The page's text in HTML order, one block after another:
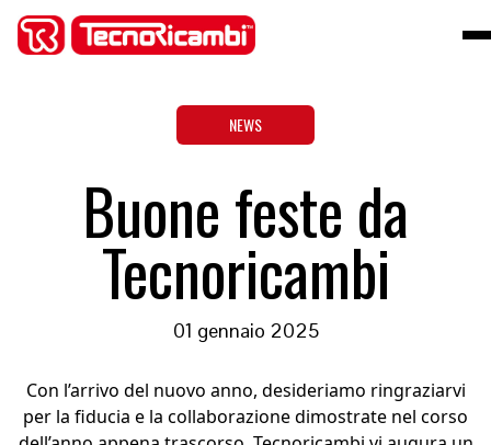
NEWS
Buone feste da
Tecnoricambi
01 gennaio 2025
Con l’arrivo del nuovo anno, desideriamo ringraziarvi
per la fiducia e la collaborazione dimostrate nel corso